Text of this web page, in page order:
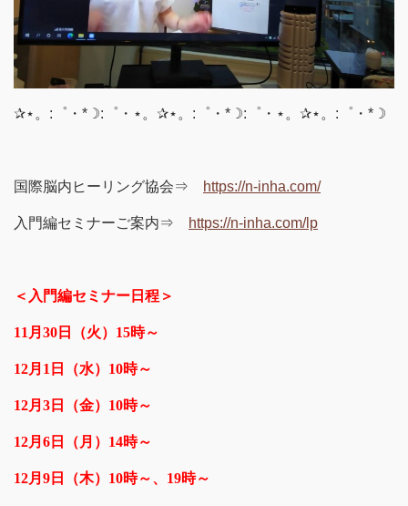
✰⋆。:゜・*☽:゜・⋆。✰⋆。:゜・*☽:゜・⋆。✰⋆。:゜・*☽
国際脳内ヒーリング協会⇒ https://n-inha.com/
入門編セミナーご案内⇒ https://n-inha.com/lp
＜入門編セミナー日程＞
11 月30日（火）15時～
12月1日（水）10時～
12月3日（金）10時～
12月6日（月）14時～
12月9日（木）10時～、19時～